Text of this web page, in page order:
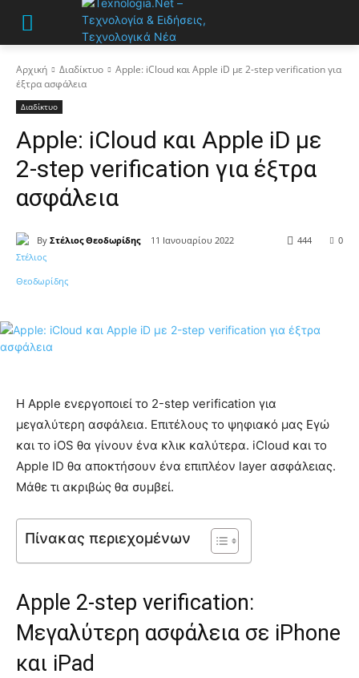
Αρχική Διαδίκτυο
Apple: iCloud και Apple iD με 2-step verification για
έξτρα ασφάλεια
Διαδίκτυο
Apple: iCloud και Apple iD με
2-step verification για έξτρα
ασφάλεια
By Στέλιος Θεοδωρίδης 11 Ιανουαρίου 2022 0
444
Η Apple ενεργοποιεί το 2-step verification για
μεγαλύτερη ασφάλεια. Επιτέλους το ψηφιακό μας Εγώ
και το iOS θα γίνουν ένα κλικ καλύτερα. iCloud και το
Apple ID θα αποκτήσουν ένα επιπλέον layer ασφάλειας.
Μάθε τι ακριβώς θα συμβεί.
Πίνακας περιεχομένων
Apple 2-step verification:
Μεγαλύτερη ασφάλεια σε iPhone
και iPad